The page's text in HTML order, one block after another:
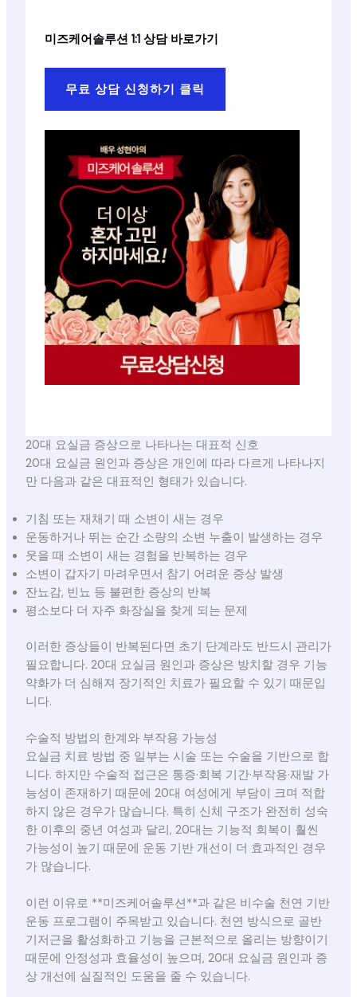
미즈케어솔루션 1:1 상담 바로가기
무료 상담 신청하기 클릭
20대 요실금 증상으로 나타나는 대표적 신호
20대 요실금 원인과 증상은 개인에 따라 다르게 나타나지
만 다음과 같은 대표적인 형태가 있습니다.
기침 또는 재채기 때 소변이 새는 경우
운동하거나 뛰는 순간 소량의 소변 누출이 발생하는 경우
웃을 때 소변이 새는 경험을 반복하는 경우
소변이 갑자기 마려우면서 참기 어려운 증상 발생
잔뇨감, 빈뇨 등 불편한 증상의 반복
평소보다 더 자주 화장실을 찾게 되는 문제
이러한 증상들이 반복된다면 초기 단계라도 반드시 관리가
필요합니다. 20대 요실금 원인과 증상은 방치할 경우 기능
약화가 더 심해져 장기적인 치료가 필요할 수 있기 때문입
니다.
수술적 방법의 한계와 부작용 가능성
요실금 치료 방법 중 일부는 시술 또는 수술을 기반으로 합
니다. 하지만 수술적 접근은 통증·회복 기간·부작용·재발 가
능성이 존재하기 때문에 20대 여성에게 부담이 크며 적합
하지 않은 경우가 많습니다. 특히 신체 구조가 완전히 성숙
한 이후의 중년 여성과 달리, 20대는 기능적 회복이 훨씬
가능성이 높기 때문에 운동 기반 개선이 더 효과적인 경우
가 많습니다.
이런 이유로 **미즈케어솔루션**과 같은 비수술 천연 기반
운동 프로그램이 주목받고 있습니다. 천연 방식으로 골반
기저근을 활성화하고 기능을 근본적으로 올리는 방향이기
때문에 안정성과 효율성이 높으며, 20대 요실금 원인과 증
상 개선에 실질적인 도움을 줄 수 있습니다.